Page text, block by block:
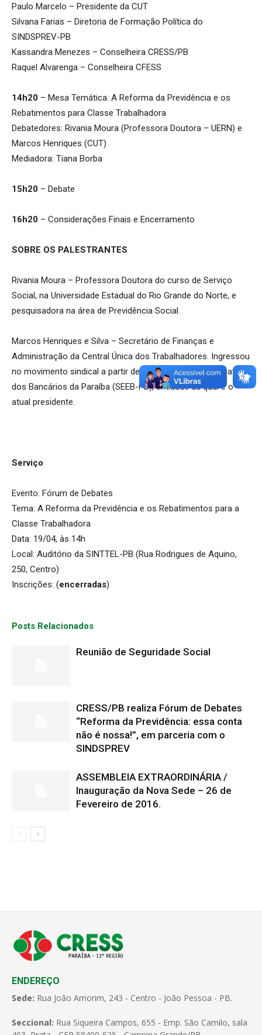
Paulo Marcelo – Presidente da CUT
Silvana Farias – Diretoria de Formação Política do
SINDSPREV-PB
Kassandra Menezes – Conselheira CRESS/PB
Raquel Alvarenga – Conselheira CFESS
14h20 – Mesa Temática: A Reforma da Previdência e os
Rebatimentos para Classe Trabalhadora
Debatedores: Rivania Moura (Professora Doutora – UERN) e
Marcos Henriques (CUT)
Mediadora: Tiana Borba
15h20 – Debate
16h20 – Considerações Finais e Encerramento
SOBRE OS PALESTRANTES
Rivania Moura – Professora Doutora do curso de Serviço
Social, na Universidade Estadual do Rio Grande do Norte, e
pesquisadora na área de Previdência Social.
Marcos Henriques e Silva – Secretário de Finanças e
Administração da Central Única dos Trabalhadores. Ingressou
no movimento sindical a partir de sua base, que é Sindicato
dos Bancários da Paraíba (SEEB-PB), entidade da qual é o
atual presidente.
Serviço
Evento: Fórum de Debates
Tema: A Reforma da Previdência e os Rebatimentos para a
Classe Trabalhadora
Data: 19/04, às 14h
Local: Auditório da SINTTEL-PB (Rua Rodrigues de Aquino,
250, Centro)
Inscrições: (encerradas)
Posts Relacionados
Reunião de Seguridade Social
CRESS/PB realiza Fórum de Debates
“Reforma da Previdência: essa conta
não é nossa!”, em parceria com o
SINDSPREV
ASSEMBLEIA EXTRAORDINÁRIA /
Inauguração da Nova Sede – 26 de
Fevereiro de 2016.
ENDEREÇO
Sede: Rua João Amorim, 243 - Centro - João Pessoa - PB.
Seccional: Rua Siqueira Campos, 655 - Emp. São Camilo, sala